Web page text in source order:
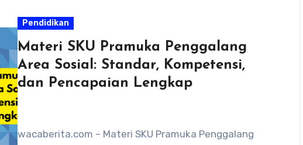
Pendidikan
Materi SKU Pramuka Penggalang
Area Sosial: Standar, Kompetensi,
dan Pencapaian Lengkap
wacaberita.com – Materi SKU Pramuka Penggalang